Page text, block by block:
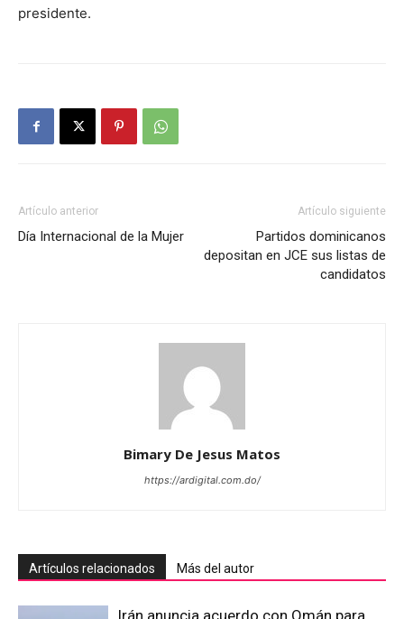
presidente.
Artículo anterior
Día Internacional de la Mujer
Artículo siguiente
Partidos dominicanos
depositan en JCE sus listas de
candidatos
Bimary De Jesus Matos
https://ardigital.com.do/
Artículos relacionados Más del autor